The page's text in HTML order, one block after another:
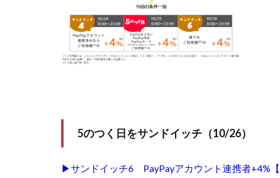
5のつく日をサンドイッチ（10/26）
▶サンドイッチ6 PayPayアカウント連携者+4%【